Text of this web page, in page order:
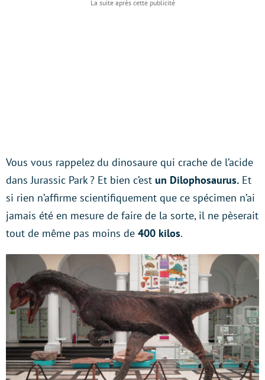
Vous vous rappelez du dinosaure qui crache de l’acide
dans Jurassic Park ? Et bien c’est un Dilophosaurus. Et
si rien n’affirme scientifiquement que ce spécimen n’ai
jamais été en mesure de faire de la sorte, il ne pèserait
tout de même pas moins de 400 kilos.